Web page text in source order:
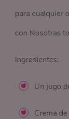
para cualquier
con Nosotras
Ingredientes:
Un jugo
Crema de